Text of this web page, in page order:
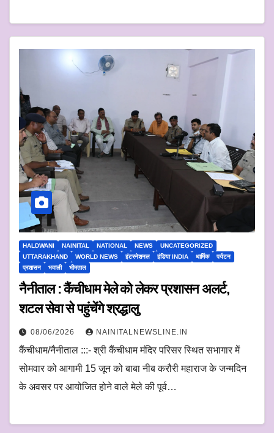
HALDWANI NAINITAL NATIONAL NEWS
UNCATEGORIZED
UTTARAKHAND
WORLD NEWS इंटरनेशनल इंडिया INDIA धार्मिक
पर्यटन
प्रशासन
भवाली भीमताल
नैनीताल : कैंचीधाम मेले को लेकर प्रशासन अलर्ट,
शटल सेवा से पहुंचेंगे श्रद्धालु
08/06/2026 NAINITALNEWSLINE.IN
कैंचीधाम/नैनीताल :::- श्री कैंचीधाम मंदिर परिसर स्थित सभागार में
सोमवार को आगामी 15 जून को बाबा नीब करौरी महाराज के जन्मदिन
के अवसर पर आयोजित होने वाले मेले की पूर्व…